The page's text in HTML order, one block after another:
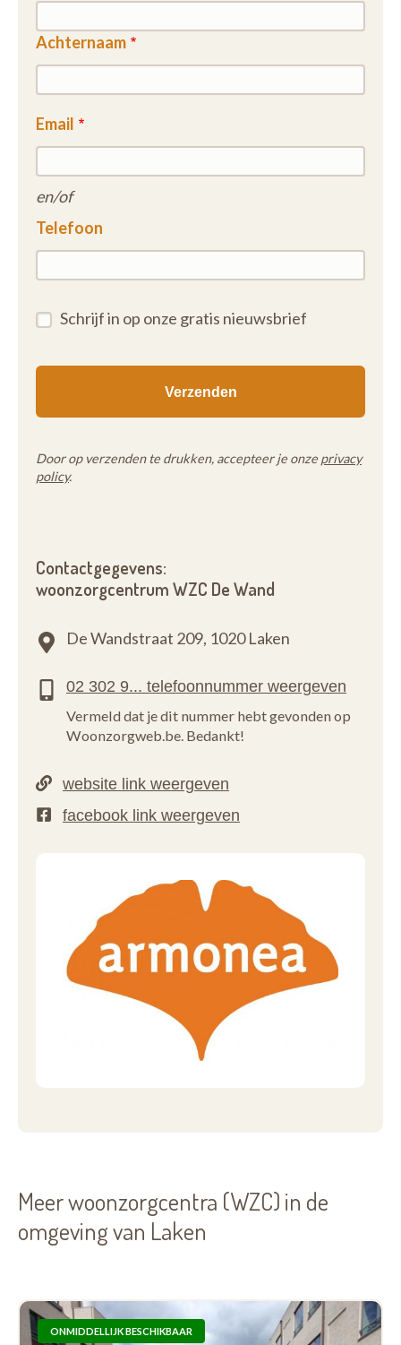
Achternaam
Email
en/of
Telefoon
Schrijf in op onze gratis nieuwsbrief
Door op verzenden te drukken, accepteer je onze privacy
policy.
Contactgegevens:
woonzorgcentrum WZC De Wand
De Wandstraat 209, 1020 Laken
Vermeld dat je dit nummer hebt gevonden op
Woonzorgweb.be. Bedankt!
Meer woonzorgcentra (WZC) in de
omgeving van Laken
ONMIDDELLIJK BESCHIKBAAR